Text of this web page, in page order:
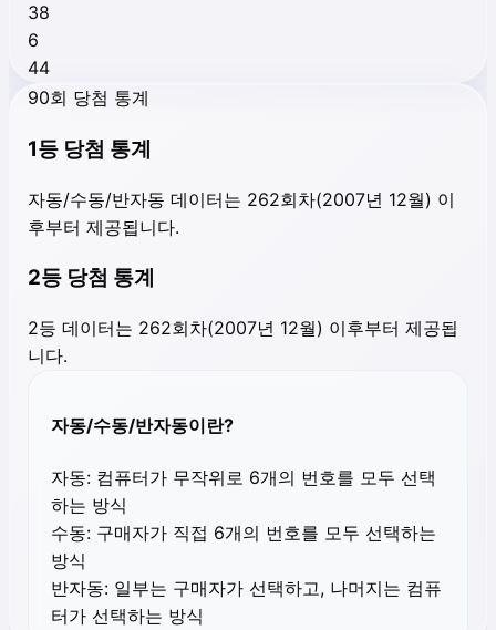
38
6
44
90회 당첨 통계
1등 당첨 통계
자동/수동/반자동 데이터는 262회차(2007년 12월) 이
후부터 제공됩니다.
2등 당첨 통계
2등 데이터는 262회차(2007년 12월) 이후부터 제공됩
니다.
자동/수동/반자동이란?
자동: 컴퓨터가 무작위로 6개의 번호를 모두 선택
하는 방식
수동: 구매자가 직접 6개의 번호를 모두 선택하는
방식
반자동: 일부는 구매자가 선택하고, 나머지는 컴퓨
터가 선택하는 방식